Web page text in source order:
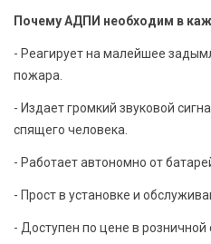
Почему АДПИ необходим в
- Реагирует на малейшее
пожара.
- Издает громкий звуковой
спящего человека.
- Работает автономно от
- Прост в установке и
- Доступен по цене в розничной